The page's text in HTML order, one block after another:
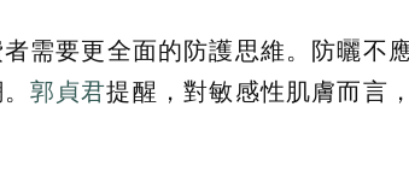
需要更全面的防護思維。防曬不
。郭貞君提醒，對敏感性肌膚而言